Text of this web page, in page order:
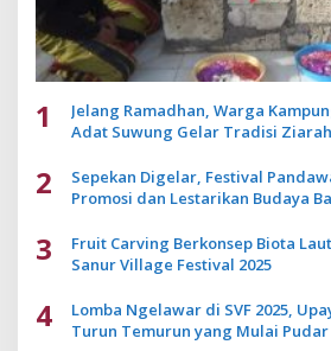
1
Jelang Ramadhan, Warga
Adat Suwung Gelar Tradisi
2
Sepekan Digelar, Festival
Promosi dan Lestarikan Budaya
3
Fruit Carving Berkonsep Biota
Sanur Village Festival 2025
4
Lomba Ngelawar di SVF 2025,
Turun Temurun yang Mulai Pudar